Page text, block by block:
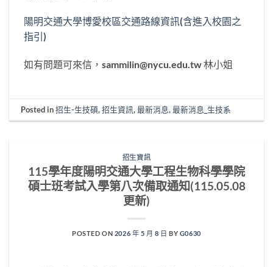
陽明交通大學博愛校區交通路線資訊(含進入校園之
指引)
如有問題可來信，sammilin@nycu.edu.tw 林小姐
Posted in招生-生技碩,招生資訊,最新消息,最新消息_生技系
招生資訊
115學年度陽明交通大學工程生物科學學院
碩士班考試入學第八次備取通知(115.05.08
更新)
POSTED ON 2026 年 5 月 8 日 BY G0630